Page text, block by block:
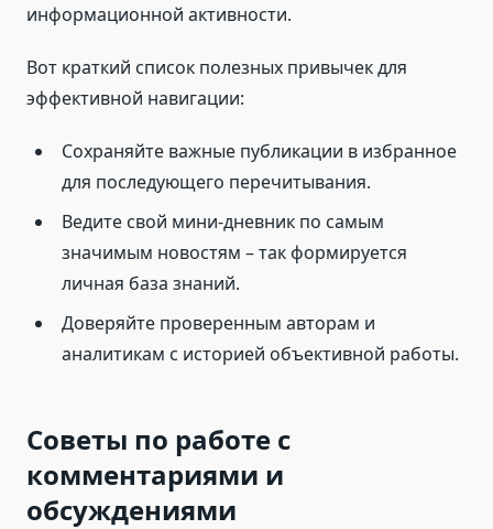
информационной активности.
Вот краткий список полезных привычек для
эффективной навигации:
Сохраняйте важные публикации в избранное
для последующего перечитывания.
Ведите свой мини-дневник по самым
значимым новостям – так формируется
личная база знаний.
Доверяйте проверенным авторам и
аналитикам с историей объективной работы.
Советы по работе с
комментариями и
обсуждениями